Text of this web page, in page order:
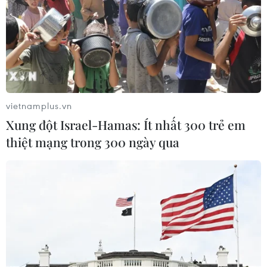
06/08/2026 09:45
Bão Dolphin hướng vào miền Đông
Trung Quốc, cảnh báo mưa lớn trên
diện rộng
Quảng Trị: Mùa mưa lũ cận kề,
thường trực nỗi lo bờ sông 'nuốt' đất
vietnamplus.vn
Xung đột Israel-Hamas: Ít nhất 300 trẻ em
thiệt mạng trong 300 ngày qua